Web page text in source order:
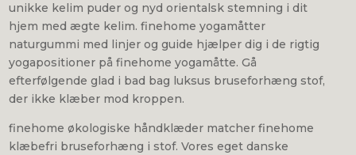
unikke kelim puder og nyd orientalsk stemning i dit
hjem med ægte kelim. finehome yogamåtter
naturgummi med linjer og guide hjælper dig i de rigtig
yogapositioner på finehome yogamåtte. Gå
efterfølgende glad i bad bag luksus bruseforhæng stof,
der ikke klæber mod kroppen.
finehome økologiske håndklæder matcher finehome
klæbefri bruseforhæng i stof. Vores eget danske